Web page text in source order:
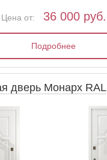
Цена от: 36 000 руб.
Подробнее
дверь Монарх RAL